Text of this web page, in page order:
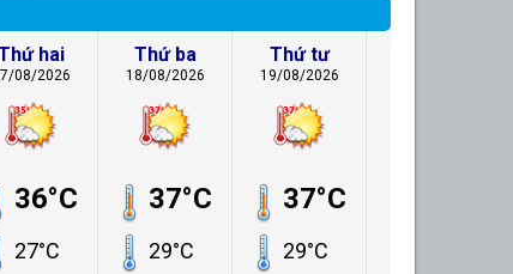
hai
08/2026
36°C
27°C
Thứ ba
18/08/2026
37°C
29°C
Thứ tư
19/08/2026
37°C
29°C